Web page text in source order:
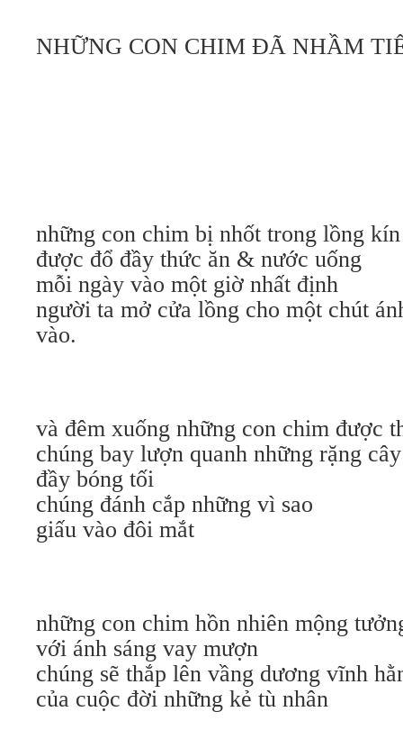
NHỮNG CON CHIM ĐÃ NHẦM
những con chim bị nhốt trong lồng
được đổ đầy thức ăn & nước uống
mỗi ngày vào một giờ nhất định
người ta mở cửa lồng cho một chút
vào.
và đêm xuống những con chim được
chúng bay lượn quanh những rặng
đầy bóng tối
chúng đánh cắp những vì sao
giấu vào đôi mắt
những con chim hồn nhiên mộng
với ánh sáng vay mượn
chúng sẽ thắp lên vầng dương vĩnh
của cuộc đời những kẻ tù nhân